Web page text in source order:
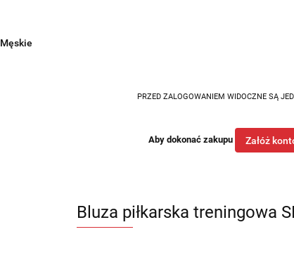
Męskie
PRZED ZALOGOWANIEM WIDOCZNE SĄ
Aby dokonać zakupu Załóż
Bluza piłkarska treningowa